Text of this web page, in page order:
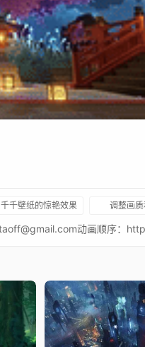
千千壁纸的惊艳效果 调整画